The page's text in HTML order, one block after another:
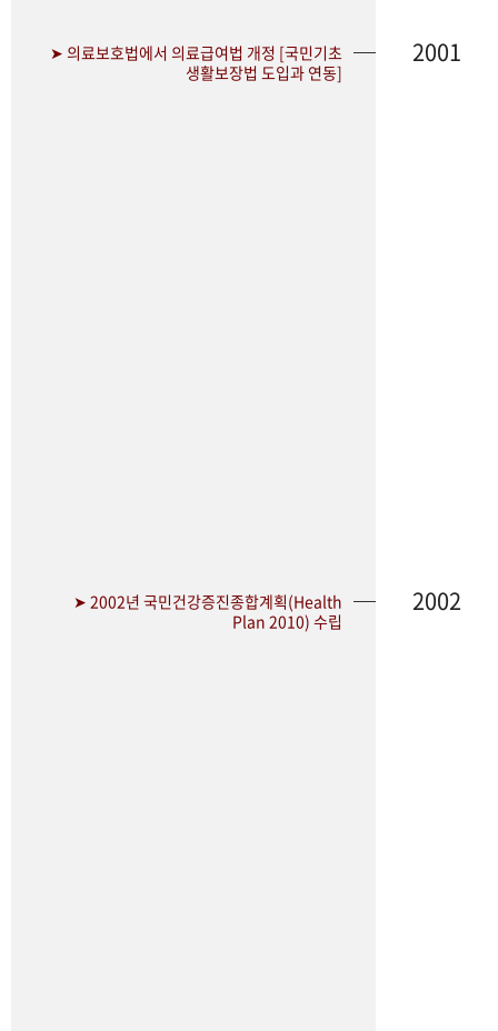
➤ 의료보호법에서 의료급여법 개정 [국민기초
생활보장법 도입과 연동]
2001
➤ 2002년 국민건강증진종합계획(Health
Plan 2010) 수립
2002